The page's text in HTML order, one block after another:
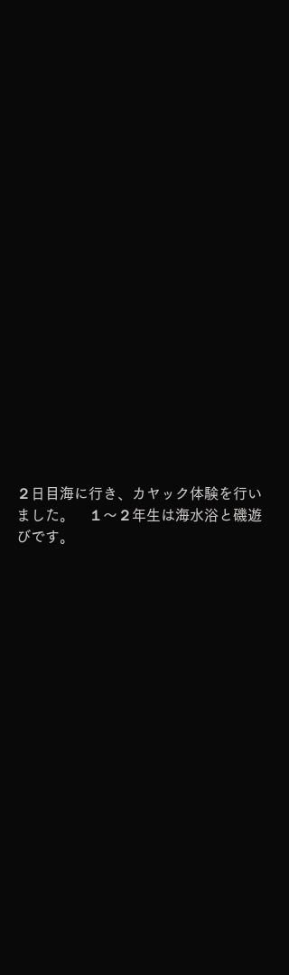
２日目海に行き、カヤック体験を行い
ました。　１～２年生は海水浴と磯遊
びです。